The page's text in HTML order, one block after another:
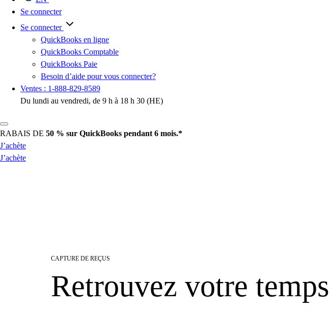
Se connecter
Se connecter
QuickBooks en ligne
QuickBooks Comptable
QuickBooks Paie
Besoin d’aide pour vous connecter?
Ventes : 1-888-829-8589
Du lundi au vendredi, de 9 h à 18 h 30 (HE)
RABAIS DE 50 % sur QuickBooks pendant 6 mois.*
J’achète
J’achète
CAPTURE DE REÇUS
Retrouvez votre temps